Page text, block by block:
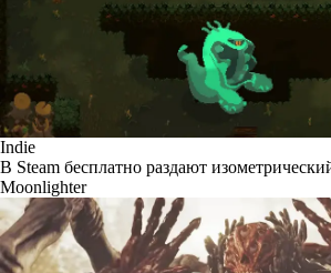
Indie
В Steam бесплатно раздают
Moonlighter